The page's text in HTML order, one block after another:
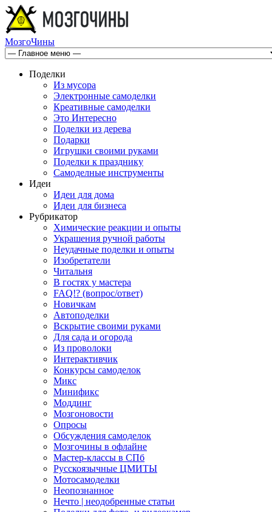
МозгоЧины
Поделки
Из мусора
Электронные самоделки
Креативные самоделки
Это Интересно
Поделки из дерева
Подарки
Игрушки своими руками
Поделки к празднику
Самоделные инструменты
Идеи
Идеи для дома
Идеи для бизнеса
Рубрикатор
Химические реакции и опыты
Украшения ручной работы
Неудачные поделки и опыты
Изобретатели
Читальня
В гостях у мастера
FAQ!? (вопрос/ответ)
Новичкам
Автоподелки
Вскрытие своими руками
Для сада и огорода
Из проволоки
Интерактивчик
Конкурсы самоделок
Микс
Минификс
Моддинг
Мозгоновости
Опросы
Обсуждения самоделок
Мозгочины в офлайне
Мастер-классы в СПб
Русскоязычные ЦМИТЫ
Мотосамоделки
Неопознанное
Нечто | неодобренные статьи